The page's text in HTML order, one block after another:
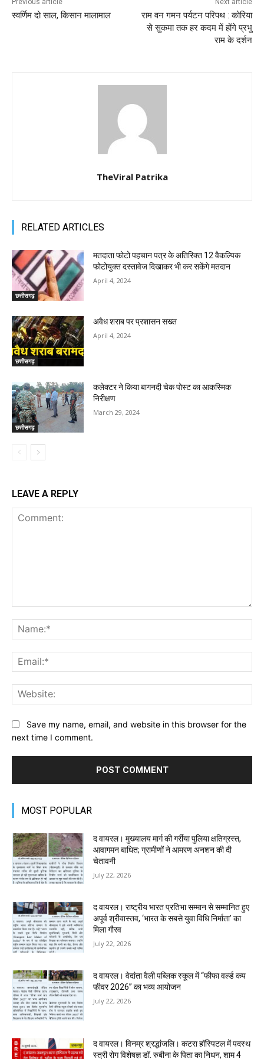
Previous article
स्वर्णिम दो साल, किसान मालामाल
Next article
राम वन गमन पर्यटन परिपथ : कोरिया
से सुकमा तक हर कदम में होंगे प्रभु
राम के दर्शन
TheViral Patrika
RELATED ARTICLES
छत्तीसगढ़
मतदाता फोटो पहचान पत्र के अतिरिक्त 12 वैकल्पिक
फोटोयुक्त दस्तावेज दिखाकर भी कर सकेंगे मतदान
April 4, 2024
छत्तीसगढ़
अवैध शराब पर प्रशासन सख्त
April 4, 2024
छत्तीसगढ़
कलेक्टर ने किया बागनदी चेक पोस्ट का आकस्मिक
निरीक्षण
March 29, 2024
LEAVE A REPLY
Save my name, email, and website in this browser for the
next time I comment.
MOST POPULAR
द वायरल। मुख्यालय मार्ग की गर्रीया पुलिया क्षतिग्रस्त,
आवागमन बाधित; ग्रामीणों ने आमरण अनशन की दी
चेतावनी
July 22, 2026
द वायरल। राष्ट्रीय भारत प्रतिभा सम्मान से सम्मानित हुए
अपूर्व श्रीवास्तव, ‘भारत के सबसे युवा विधि निर्माता’ का
मिला गौरव
July 22, 2026
द वायरल। वेदांता वैली पब्लिक स्कूल में “फीफा वर्ल्ड कप
फीवर 2026” का भव्य आयोजन
July 22, 2026
द वायरल। विनम्र श्रद्धांजलि। कटरा हॉस्पिटल में पदस्थ
स्त्री रोग विशेषज्ञ डॉ. रुबीना के पिता का निधन, शाम 4